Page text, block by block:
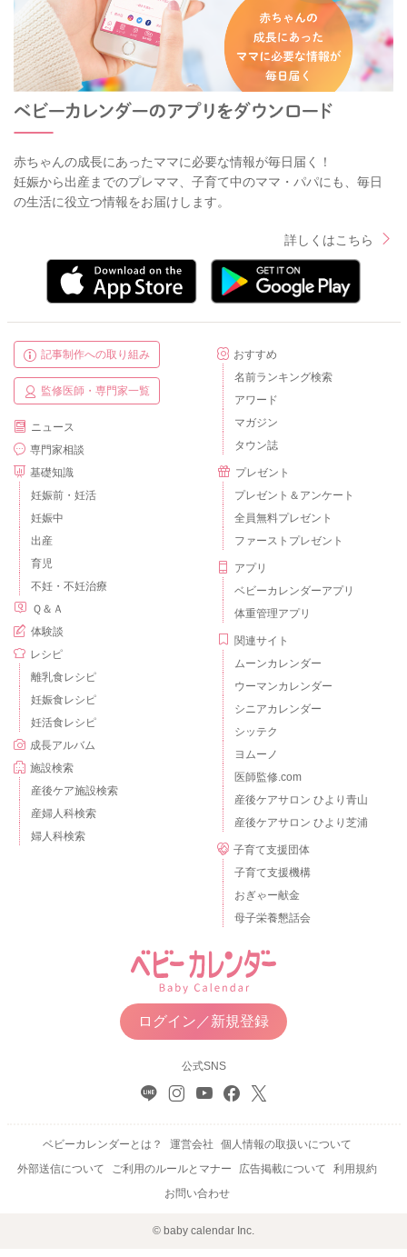
赤ちゃんの成長にあったママに必要な情報が毎日届く！
妊娠から出産までのプレママ、子育て中のママ・パパにも、毎日
の生活に役立つ情報をお届けします。
詳しくはこちら
記事制作への取り組み
監修医師・専門家一覧
ニュース
専門家相談
基礎知識
妊娠前・妊活
妊娠中
出産
育児
不妊・不妊治療
Ｑ＆Ａ
体験談
レシピ
離乳食レシピ
妊娠食レシピ
妊活食レシピ
成長アルバム
施設検索
産後ケア施設検索
産婦人科検索
婦人科検索
おすすめ
名前ランキング検索
アワード
マガジン
タウン誌
プレゼント
プレゼント＆アンケート
全員無料プレゼント
ファーストプレゼント
アプリ
ベビーカレンダーアプリ
体重管理アプリ
関連サイト
ムーンカレンダー
ウーマンカレンダー
シニアカレンダー
シッテク
ヨムーノ
医師監修.com
産後ケアサロン ひより青山
産後ケアサロン ひより芝浦
子育て支援団体
子育て支援機構
おぎゃー献金
母子栄養懇話会
ログイン／新規登録
公式SNS
ベビーカレンダーとは？ 運営会社
個人情報の取扱いについて
外部送信について
ご利用のルールとマナー 広告掲載について
利用規約
お問い合わせ
© baby calendar Inc.